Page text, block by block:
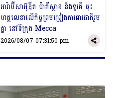
​អារ៉ាប៊ីសាអ៊ូឌីត ប៉ាគីស្ថាន និងទួរគី ចុះ
ហត្ថលេខាលើកិច្ចព្រមព្រៀងការពារជាតិរួម
គ្នា នៅទីក្រុង Mecca
2026/08/07 07:31:50 pm